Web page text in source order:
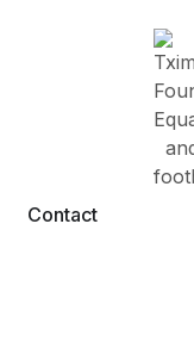
Contact